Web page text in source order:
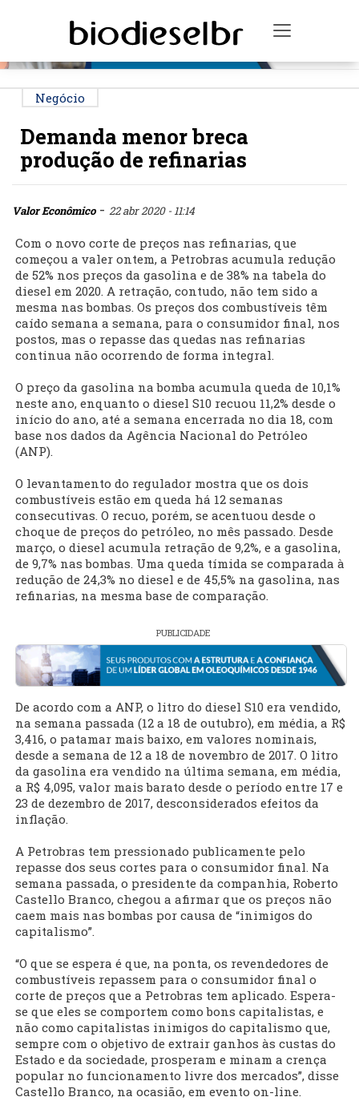
Toggle
Negócio
Demanda menor breca
produção de refinarias
Valor Econômico- 22 abr 2020 - 11:14
Com o novo corte de preços nas refinarias, que
começou a valer ontem, a Petrobras acumula redução
de 52% nos preços da gasolina e de 38% na tabela do
diesel em 2020. A retração, contudo, não tem sido a
mesma nas bombas. Os preços dos combustíveis têm
caído semana a semana, para o consumidor final, nos
postos, mas o repasse das quedas nas refinarias
continua não ocorrendo de forma integral.
O preço da gasolina na bomba acumula queda de 10,1%
neste ano, enquanto o diesel S10 recuou 11,2% desde o
início do ano, até a semana encerrada no dia 18, com
base nos dados da Agência Nacional do Petróleo
(ANP).
O levantamento do regulador mostra que os dois
combustíveis estão em queda há 12 semanas
consecutivas. O recuo, porém, se acentuou desde o
choque de preços do petróleo, no mês passado. Desde
março, o diesel acumula retração de 9,2%, e a gasolina,
de 9,7% nas bombas. Uma queda tímida se comparada à
redução de 24,3% no diesel e de 45,5% na gasolina, nas
refinarias, na mesma base de comparação.
PUBLICIDADE
De acordo com a ANP, o litro do diesel S10 era vendido,
na semana passada (12 a 18 de outubro), em média, a R$
3,416, o patamar mais baixo, em valores nominais,
desde a semana de 12 a 18 de novembro de 2017. O litro
da gasolina era vendido na última semana, em média,
a R$ 4,095, valor mais barato desde o período entre 17 e
23 de dezembro de 2017, desconsiderados efeitos da
inflação.
A Petrobras tem pressionado publicamente pelo
repasse dos seus cortes para o consumidor final. Na
semana passada, o presidente da companhia, Roberto
Castello Branco, chegou a afirmar que os preços não
caem mais nas bombas por causa de “inimigos do
capitalismo”.
“O que se espera é que, na ponta, os revendedores de
combustíveis repassem para o consumidor final o
corte de preços que a Petrobras tem aplicado. Espera-
se que eles se comportem como bons capitalistas, e
não como capitalistas inimigos do capitalismo que,
sempre com o objetivo de extrair ganhos às custas do
Estado e da sociedade, prosperam e minam a crença
popular no funcionamento livre dos mercados”, disse
Castello Branco, na ocasião, em evento on-line.